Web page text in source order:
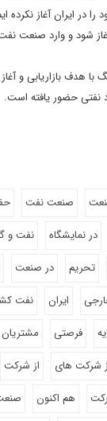
در ایران آغاز نکرده
شود و وارد صنعت
با هدف بازاریابی و
نفتی حضور یافته است.
صنعت نفت
در نمایشگاه نفت و
تحریم در صنعت
ایران نفت
فرصتی مشتریان
شرکت های از شرکت
هم اکنون